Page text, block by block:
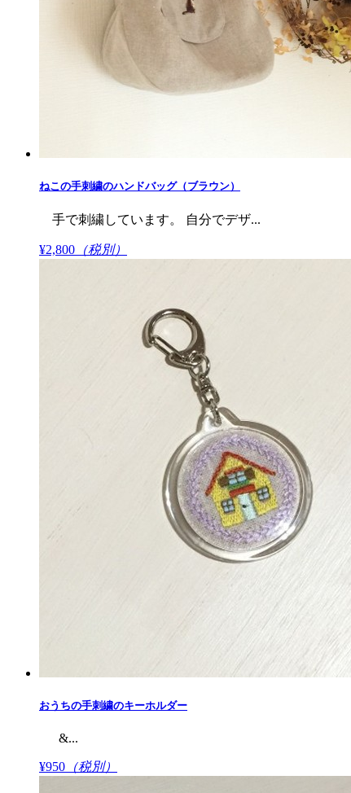
ねこの手刺繍のハンドバッグ（ブラウン）
手で刺繍しています。 自分でデザ...
¥2,800 （税別）
おうちの手刺繍のキーホルダー
&...
¥950 （税別）